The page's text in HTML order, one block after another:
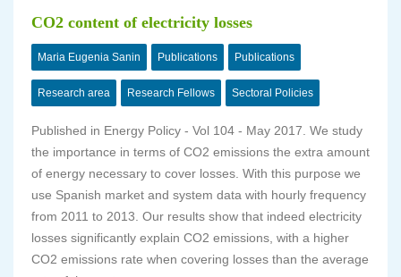
CO2 content of electricity losses
Maria Eugenia Sanin Publications Publications
Research area Research Fellows Sectoral Policies
Published in Energy Policy - Vol 104 - May 2017 . We study
the importance in terms of CO2 emissions the extra amount
of energy necessary to cover losses. With this purpose we
use Spanish market and system data with hourly frequency
from 2011 to 2013. Our results show that indeed electricity
losses significantly explain CO2 emissions, with a higher
CO2 emissions rate when covering losses than the average